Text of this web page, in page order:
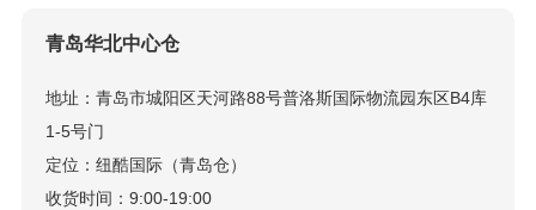
青岛华北中心仓
地址：青岛市城阳区天河路88号普洛斯国际物流园东区B4库
1-5号门
定位：纽酷国际（青岛仓）
收货时间：9:00-19:00